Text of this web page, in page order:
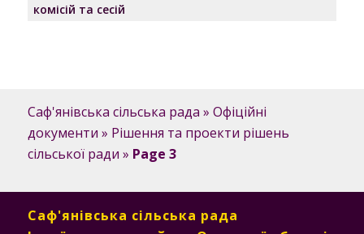
комісій та сесій
Саф'янівська сільська рада » Офіційні
документи » Рішення та проекти рішень
сільської ради » Page 3
Саф'янівська сільська рада